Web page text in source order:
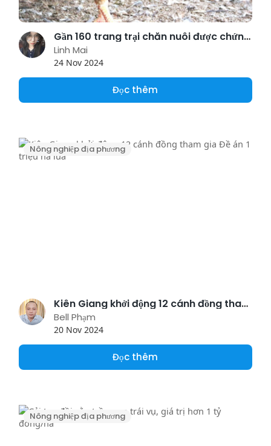
Gần 160 trang trại chăn nuôi được chứng nhận VietGAHP trong khoảng 5 năm qua
Linh Mai
24 Nov 2024
Đọc thêm
Nông nghiệp địa phương
Kiên Giang khởi động 12 cánh đồng tham gia Đề án 1 triệu ha lúa
Bell Phạm
20 Nov 2024
Đọc thêm
Nông nghiệp địa phương